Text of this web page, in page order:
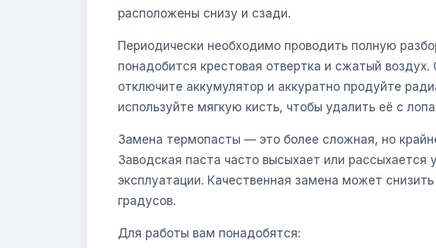
расположены снизу и сзади.
Периодически необходимо проводить полную
понадобится крестовая отвертка и сжатый
отключите аккумулятор и аккуратно продуйте
используйте мягкую кисть, чтобы удалить её с
Замена термопасты — это более сложная, но
Заводская паста часто высыхает или рассыхается
эксплуатации. Качественная замена может
градусов.
Для работы вам понадобятся: